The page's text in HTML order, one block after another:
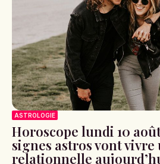
ASTROLOGIE
Horoscope lundi 10
signes astros vont
relationnelle